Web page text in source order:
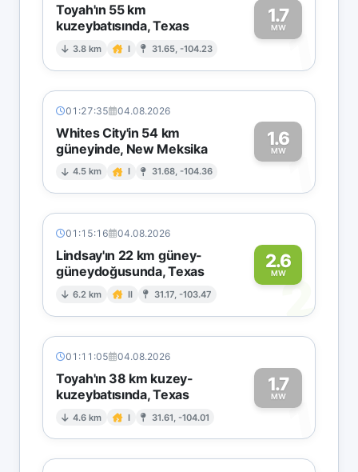
Toyah'ın 55 km
kuzeybatısında, Texas
3.8 km I 31.65, -104.23
1.7
MW1
01:27:35 04.08.2026
Whites City'in 54 km
güneyinde, New Meksika
4.5 km I 31.68, -104.36
1.6
MW1
01:15:16 04.08.2026
Lindsay'ın 22 km güney-
güneydoğusunda, Texas
6.2 km II 31.17, -103.47
2.6
MW
2
01:11:05 04.08.2026
Toyah'ın 38 km kuzey-
kuzeybatısında, Texas
4.6 km I 31.61, -104.01
1.7
MW1